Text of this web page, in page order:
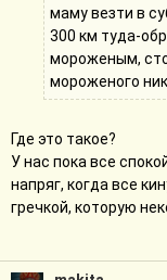
маму везти в
300 км туда-
мороженым,
мороженого
Где это такое?
У нас пока все
напряг, когда все
гречкой, которую